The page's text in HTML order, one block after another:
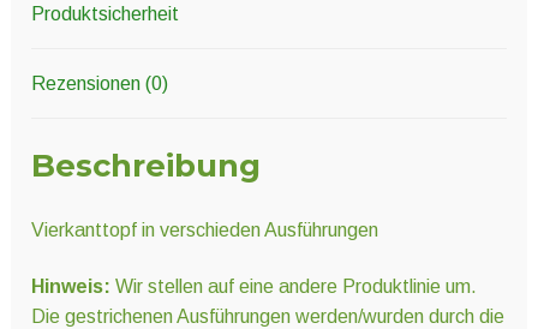
Produktsicherheit
Rezensionen (0)
Beschreibung
Vierkanttopf in verschieden Ausführungen
Hinweis: Wir stellen auf eine andere Produktlinie um.
Die gestrichenen Ausführungen werden/wurden durch die